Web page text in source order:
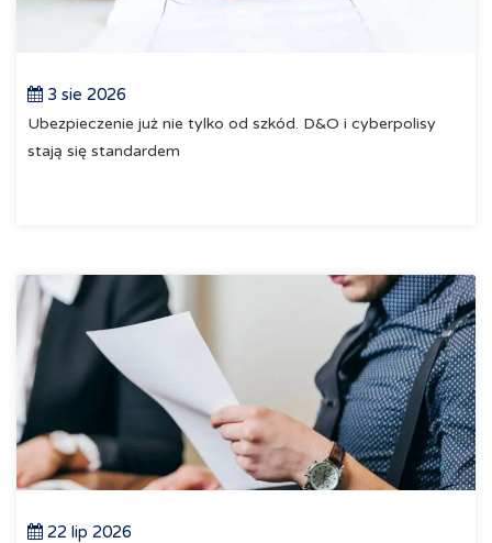
3 sie 2026
Ubezpieczenie już nie tylko od szkód. D&O i cyberpolisy
stają się standardem
22 lip 2026